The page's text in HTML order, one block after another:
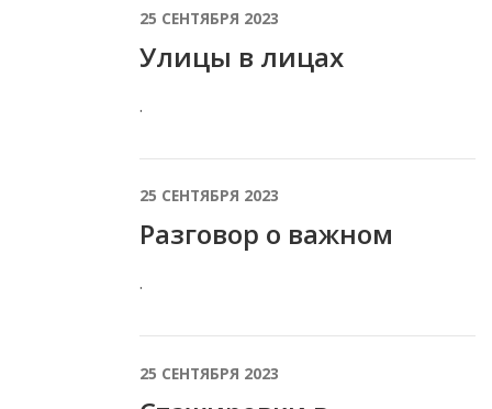
25 СЕНТЯБРЯ 2023
Улицы в лицах
.
25 СЕНТЯБРЯ 2023
Разговор о важном
.
25 СЕНТЯБРЯ 2023